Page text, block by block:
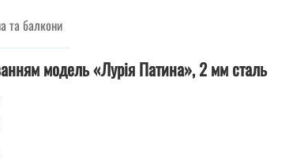
та балкони
модель «Лурія Патина», 2 мм сталь